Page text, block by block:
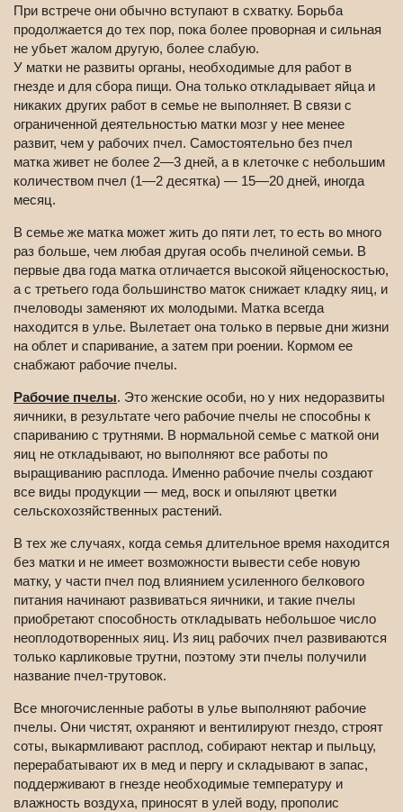
При встрече они обычно вступают в схватку. Борьба
продолжается до тех пор, пока более проворная и сильная
не убьет жалом другую, более слабую.
У матки не развиты органы, необходимые для работ в
гнезде и для сбора пищи. Она только откладывает яйца и
никаких других работ в семье не выполняет. В связи с
ограниченной деятельностью матки мозг у нее менее
развит, чем у рабочих пчел. Самостоятельно без пчел
матка живет не более 2—3 дней, а в клеточке с небольшим
количеством пчел (1—2 десятка) — 15—20 дней, иногда
месяц.
В семье же матка может жить до пяти лет, то есть во много
раз больше, чем любая другая особь пчелиной семьи. В
первые два года матка отличается высокой яйценоскостью,
а с третьего года большинство маток снижает кладку яиц, и
пчеловоды заменяют их молодыми. Матка всегда
находится в улье. Вылетает она только в первые дни жизни
на облет и спаривание, а затем при роении. Кормом ее
снабжают рабочие пчелы.
Рабочие пчелы. Это женские особи, но у них недоразвиты
яичники, в результате чего рабочие пчелы не способны к
спариванию с трутнями. В нормальной семье с маткой они
яиц не откладывают, но выполняют все работы по
выращиванию расплода. Именно рабочие пчелы создают
все виды продукции — мед, воск и опыляют цветки
сельскохозяйственных растений.
В тех же случаях, когда семья длительное время находится
без матки и не имеет возможности вывести себе новую
матку, у части пчел под влиянием усиленного белкового
питания начинают развиваться яичники, и такие пчелы
приобретают способность откладывать небольшое число
неоплодотворенных яиц. Из яиц рабочих пчел развиваются
только карликовые трутни, поэтому эти пчелы получили
название пчел-трутовок.
Все многочисленные работы в улье выполняют рабочие
пчелы. Они чистят, охраняют и вентилируют гнездо, строят
соты, выкармливают расплод, собирают нектар и пыльцу,
перерабатывают их в мед и пергу и складывают в запас,
поддерживают в гнезде необходимые температуру и
влажность воздуха, приносят в улей воду, прополис